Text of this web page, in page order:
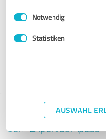
Impressum
Einwilligungsauswahl
Notwendig
Statistiken
AUSWAHL
Digitaholics
Tipp: Die
dem ExpertCompass